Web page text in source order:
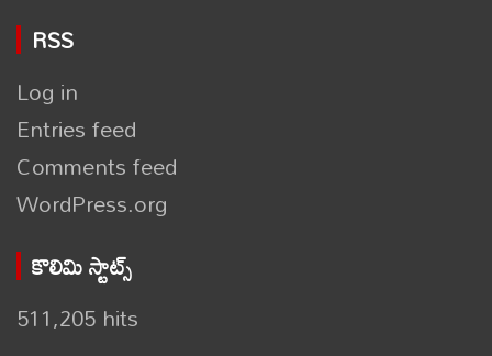
RSS
Log in
Entries feed
Comments feed
WordPress.org
కొలిమి స్టాట్స్
511,205 hits